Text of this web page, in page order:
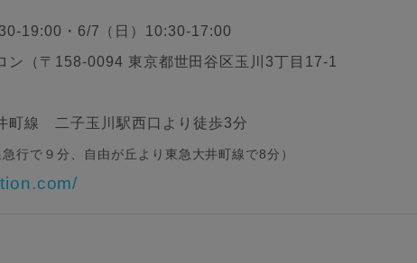
19:00・6/7（日）10:30-17:00
ン（〒158-0094 東京都世田谷区玉川3丁目17-1
町線 二子玉川駅西口より徒歩3分
行で９分、自由が丘より東急大井町線で8分）